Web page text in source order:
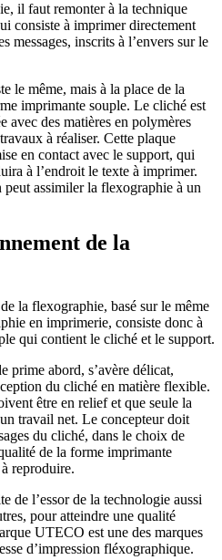
il faut remonter à la technique
consiste à imprimer directement
messages, inscrits à l’envers sur le
le même, mais à la place de la
imprimante souple. Le cliché est
avec des matières en polymères
à réaliser. Cette plaque
en contact avec le support, qui
à l’endroit le texte à imprimer.
peut assimiler la flexographie à un
de la
la flexographie, basé sur le même
en imprimerie, consiste donc à
qui contient le cliché et le support.
prime abord, s’avère délicat,
du cliché en matière flexible.
être en relief et que seule la
travail net. Le concepteur doit
du cliché, dans le choix de
de la forme imprimante
reproduire.
de l’essor de la technologie aussi
pour atteindre une qualité
UTECO est une des marques
d’impression fléxographique.